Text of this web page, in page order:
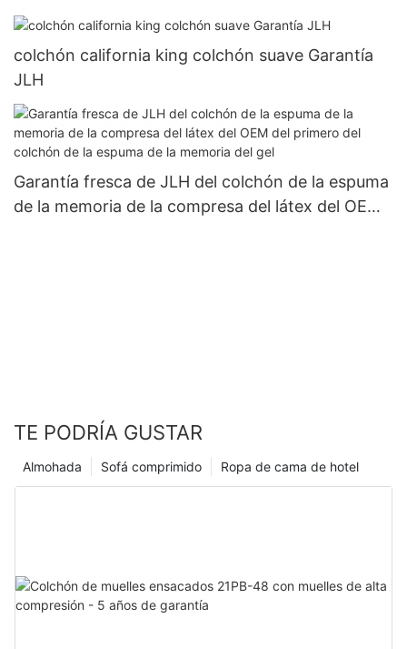
colchón california king colchón suave Garantía
JLH
Garantía fresca de JLH del colchón de la espuma
de la memoria de la compresa del látex del OEM
TE PODRÍA GUSTAR
Ropa de cama de hotel
Sofá comprimido
Almohada